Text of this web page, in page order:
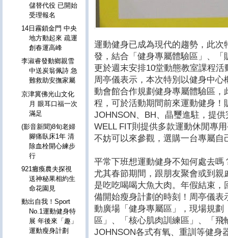
運動健身已成為現代的趨勢，此
發，結合「健身專屬體驗區」、
更於週末安排10堂動態教室課程
周亭儀表示，本次特別以健身中
動會館合作規劃健身專屬體驗區
程，可於活動期間前來運動健身！
JOHNSON、BH、晶璽進駐，提
WELL FIT則提供多款運動休閒專
不妨可以來參觀，選購一台專屬自
平常下班想運動健身不知何處去
尤其春節期間，跟朋友聚會或到
是吃吃喝喝大魚大肉。年假結束
備開始瘦身計劃的時刻！周亭儀
動廣場「健身專屬區」，現場規
區」、「核心肌肉訓練區」、「
JOHNSON各式有氧、重訓等健身
儲替代役 已開始
受理報名
14日霧鎖金門 中央
地方動起來 疏運
創春運高峰
李淑睿發動鄉親雪
中送炭翁佩詩 急
難救助安撫家屬
京津冀佛光山文化
月 眼耳口福一次
滿足
(影音新聞)8旬老婦
腳痛臥床1年 清
除血栓開心練步
行
921癱瘓農夫探視
送神秘果相約生
命花園見
動出自我！Sport
No.1運動健身特
展 年後來「趣」
運動瘦身計劃